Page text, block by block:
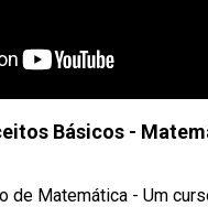
Básicos -
de Matemática - Um